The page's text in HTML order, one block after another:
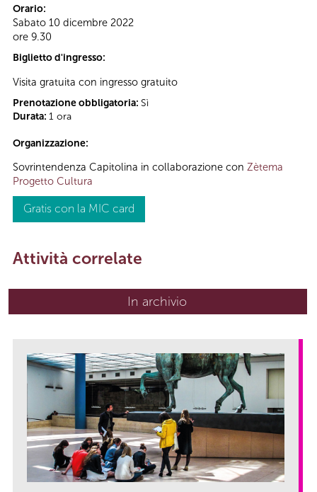
Orario:
Sabato 10 dicembre 2022
ore 9.30
Biglietto d'ingresso:
Visita gratuita con ingresso gratuito
Prenotazione obbligatoria: Sì
Durata: 1 ora
Organizzazione:
Sovrintendenza Capitolina in collaborazione con Zètema
Progetto Cultura
Gratis con la MIC card
Attività correlate
In archivio